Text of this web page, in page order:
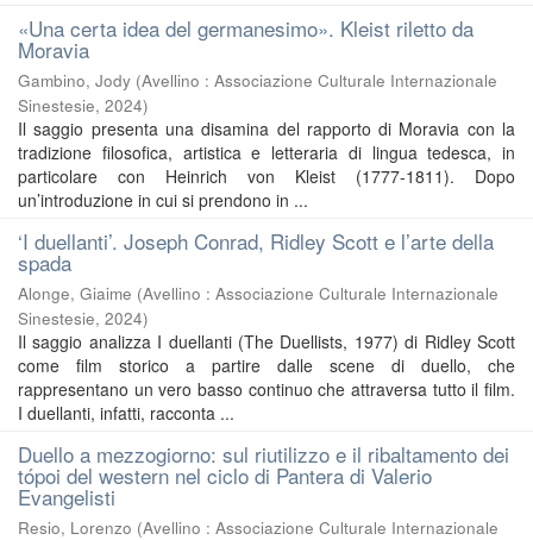
«Una certa idea del germanesimo». Kleist riletto da
Moravia
Gambino, Jody (Avellino : Associazione Culturale Internazionale
Sinestesie, 2024)
Il saggio presenta una disamina del rapporto di Moravia con la
tradizione filosofica, artistica e letteraria di lingua tedesca, in
particolare con Heinrich von Kleist (1777-1811). Dopo
un’introduzione in cui si prendono in ...
‘I duellanti’. Joseph Conrad, Ridley Scott e l’arte della
spada
Alonge, Giaime (Avellino : Associazione Culturale Internazionale
Sinestesie, 2024)
Il saggio analizza I duellanti (The Duellists, 1977) di Ridley Scott
come film storico a partire dalle scene di duello, che
rappresentano un vero basso continuo che attraversa tutto il film.
I duellanti, infatti, racconta ...
Duello a mezzogiorno: sul riutilizzo e il ribaltamento dei
tópoi del western nel ciclo di Pantera di Valerio
Evangelisti
Resio, Lorenzo (Avellino : Associazione Culturale Internazionale